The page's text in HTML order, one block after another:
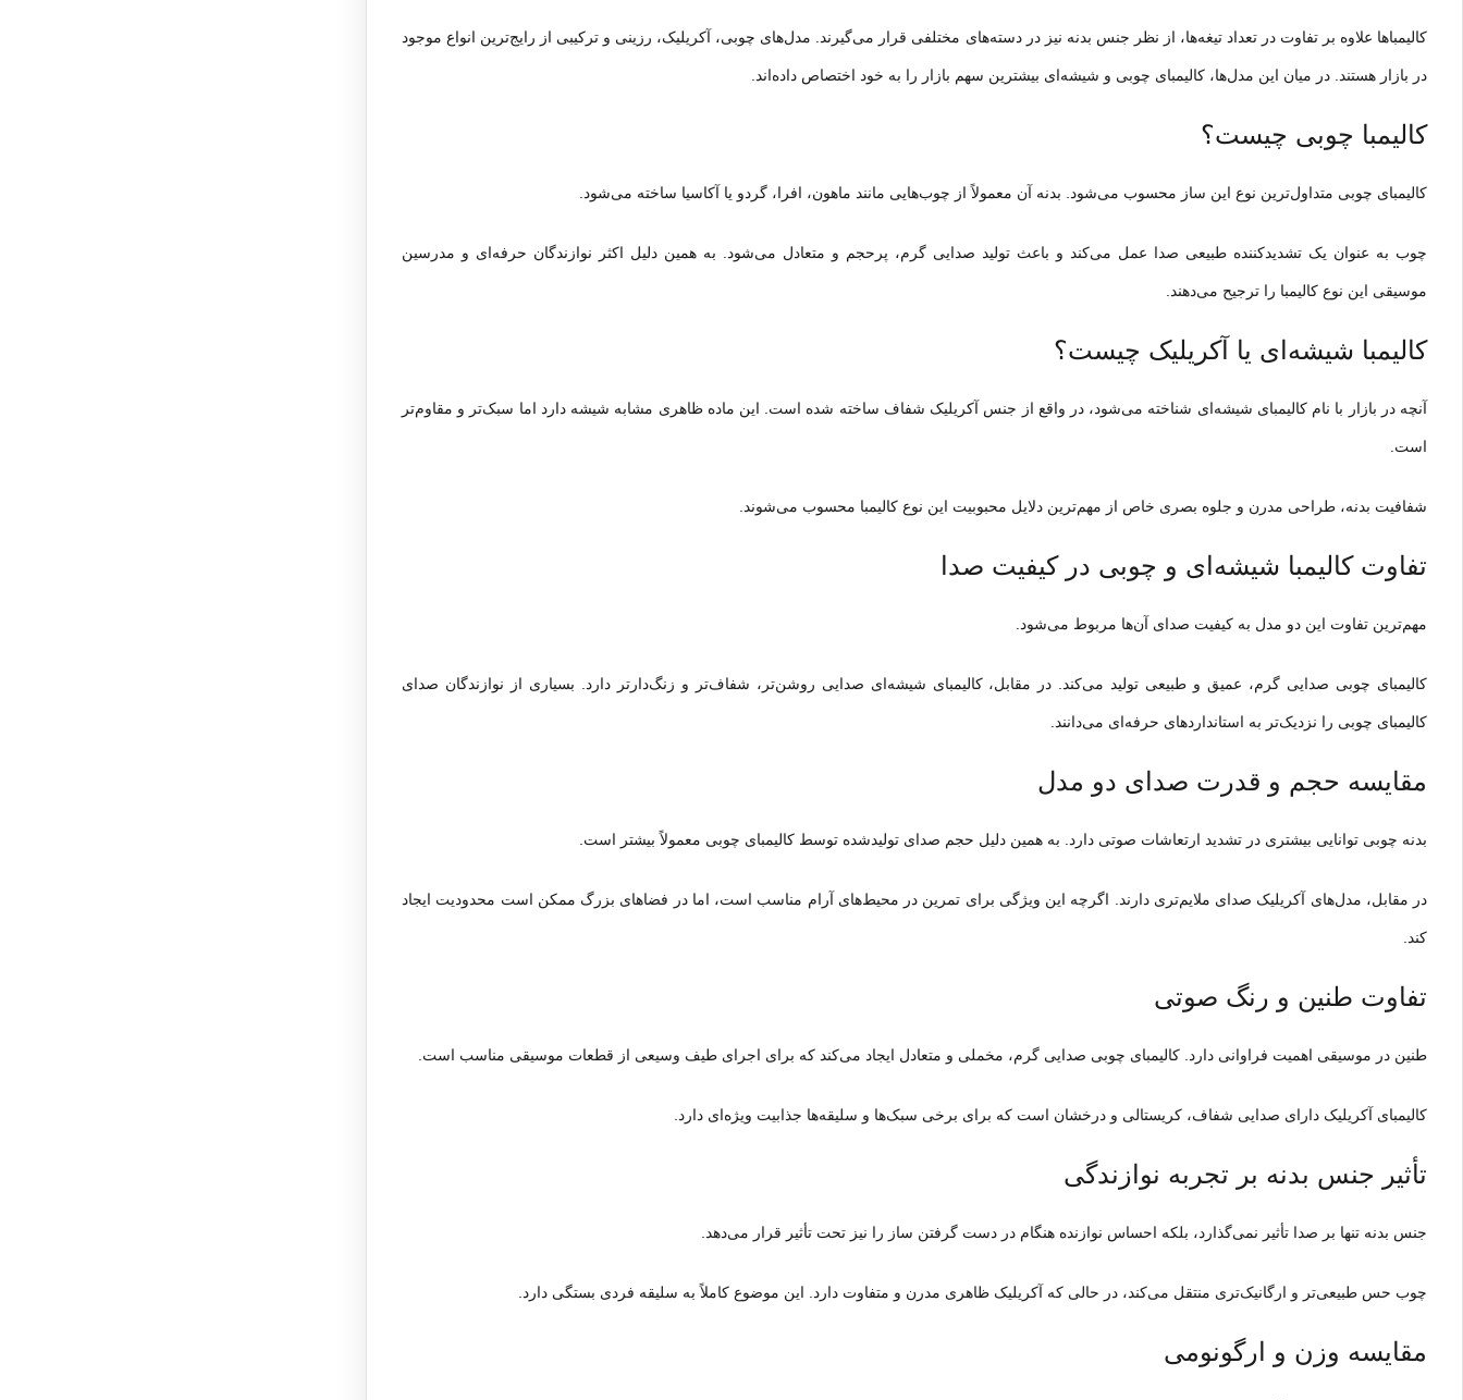
کالیمباها علاوه بر تفاوت در تعداد تیغه‌ها، از نظر جنس بدنه نیز در دسته‌های مختلفی قرار می‌گیرند. مدل‌های چوبی، آکریلیک، رزینی و ترکیبی از رایج‌ترین انواع موجود
در بازار هستند. در میان این مدل‌ها، کالیمبای چوبی و شیشه‌ای بیشترین سهم بازار را به خود اختصاص داده‌اند.
کالیمبا چوبی چیست؟
کالیمبای چوبی متداول‌ترین نوع این ساز محسوب می‌شود. بدنه آن معمولاً از چوب‌هایی مانند ماهون، افرا، گردو یا آکاسیا ساخته می‌شود.
چوب به عنوان یک تشدیدکننده طبیعی صدا عمل می‌کند و باعث تولید صدایی گرم، پرحجم و متعادل می‌شود. به همین دلیل اکثر نوازندگان حرفه‌ای و مدرسین
موسیقی این نوع کالیمبا را ترجیح می‌دهند.
کالیمبا شیشه‌ای یا آکریلیک چیست؟
آنچه در بازار با نام کالیمبای شیشه‌ای شناخته می‌شود، در واقع از جنس آکریلیک شفاف ساخته شده است. این ماده ظاهری مشابه شیشه دارد اما سبک‌تر و مقاوم‌تر
است.
شفافیت بدنه، طراحی مدرن و جلوه بصری خاص از مهم‌ترین دلایل محبوبیت این نوع کالیمبا محسوب می‌شوند.
تفاوت کالیمبا شیشه‌ای و چوبی در کیفیت صدا
مهم‌ترین تفاوت این دو مدل به کیفیت صدای آن‌ها مربوط می‌شود.
کالیمبای چوبی صدایی گرم، عمیق و طبیعی تولید می‌کند. در مقابل، کالیمبای شیشه‌ای صدایی روشن‌تر، شفاف‌تر و زنگ‌دارتر دارد. بسیاری از نوازندگان صدای
کالیمبای چوبی را نزدیک‌تر به استانداردهای حرفه‌ای می‌دانند.
مقایسه حجم و قدرت صدای دو مدل
بدنه چوبی توانایی بیشتری در تشدید ارتعاشات صوتی دارد. به همین دلیل حجم صدای تولیدشده توسط کالیمبای چوبی معمولاً بیشتر است.
در مقابل، مدل‌های آکریلیک صدای ملایم‌تری دارند. اگرچه این ویژگی برای تمرین در محیط‌های آرام مناسب است، اما در فضاهای بزرگ ممکن است محدودیت ایجاد
کند.
تفاوت طنین و رنگ صوتی
طنین در موسیقی اهمیت فراوانی دارد. کالیمبای چوبی صدایی گرم، مخملی و متعادل ایجاد می‌کند که برای اجرای طیف وسیعی از قطعات موسیقی مناسب است.
کالیمبای آکریلیک دارای صدایی شفاف، کریستالی و درخشان است که برای برخی سبک‌ها و سلیقه‌ها جذابیت ویژه‌ای دارد.
تأثیر جنس بدنه بر تجربه نوازندگی
جنس بدنه تنها بر صدا تأثیر نمی‌گذارد، بلکه احساس نوازنده هنگام در دست گرفتن ساز را نیز تحت تأثیر قرار می‌دهد.
چوب حس طبیعی‌تر و ارگانیک‌تری منتقل می‌کند، در حالی که آکریلیک ظاهری مدرن و متفاوت دارد. این موضوع کاملاً به سلیقه فردی بستگی دارد.
مقایسه وزن و ارگونومی